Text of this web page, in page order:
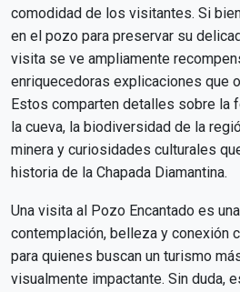
comodidad de los visitantes. Si
en el pozo para preservar su
visita se ve ampliamente
enriquecedoras explicaciones que
Estos comparten detalles sobre la
la cueva, la biodiversidad de la
minera y curiosidades culturales
historia de la Chapada Diamantina.
Una visita al Pozo Encantado es
contemplación, belleza y conexión
para quienes buscan un turismo
visualmente impactante. Sin duda,